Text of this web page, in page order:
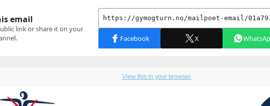
View this in your browser.